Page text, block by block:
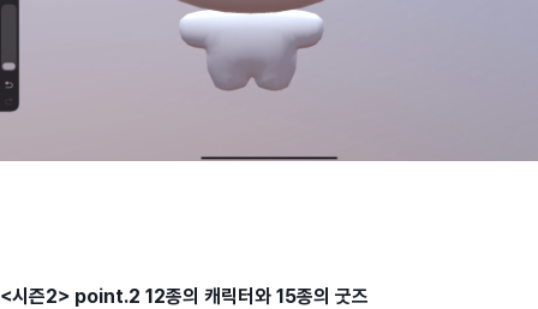
<시즌2> point.2 12종의 캐릭터와 15종의 굿즈